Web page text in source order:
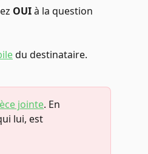
OUI à la question
du destinataire.
jointe. En
lui, est